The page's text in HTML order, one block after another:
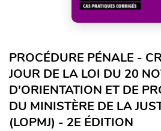
PROCÉDURE PÉNALE -
JOUR DE LA LOI DU 20
D'ORIENTATION ET DE
DU MINISTÈRE DE LA
(LOPMJ) - 2E ÉDITION